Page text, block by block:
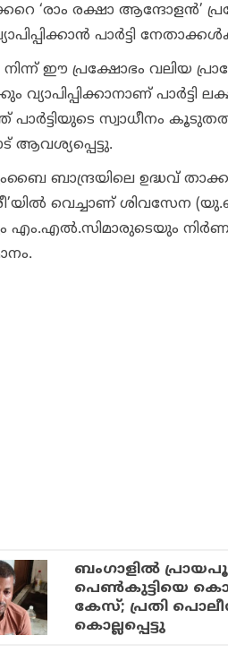
‘രാം രക്ഷാ ആന്ദോളന്‍’
പാര്‍ട്ടി
ഈ പ്രക്ഷോഭം വലിയ
വ്യാപിപ്പിക്കാനാണ് പാര്‍ട്ടി
സ്വാധീനം
ആവശ്യപ്പെട്ടു.
ബാന്ദ്രയിലെ ഉദ്ധവ്
വെച്ചാണ് ശിവസേന
ബംഗാളില്‍
പെണ്‍കുട്ടിയെ
കേസ്; പ്രതി
കൊല്ലപ്പെട്ടു